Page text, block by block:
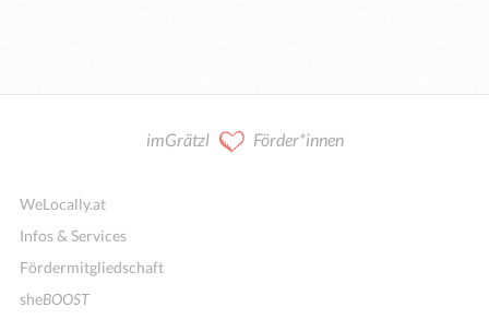
imGrätzl Förder*innen
WeLocally.at
Infos & Services
Fördermitgliedschaft
sheBOOST